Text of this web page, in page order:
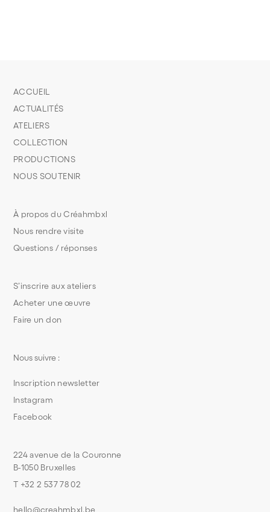
S’inscrire aux ateliers
Acheter une œuvre
Faire un don
À propos du Créahmbxl
Nous rendre visite
Questions / réponses
ACCUEIL
ACTUALITÉS
ATELIERS
COLLECTION
PRODUCTIONS
NOUS SOUTENIR
224 avenue de la Couronne
B-1050 Bruxelles
T +32 2 537 78 02
hello@creahmbxl.be
Nous suivre :
Inscription newsletter
Instagram
Facebook